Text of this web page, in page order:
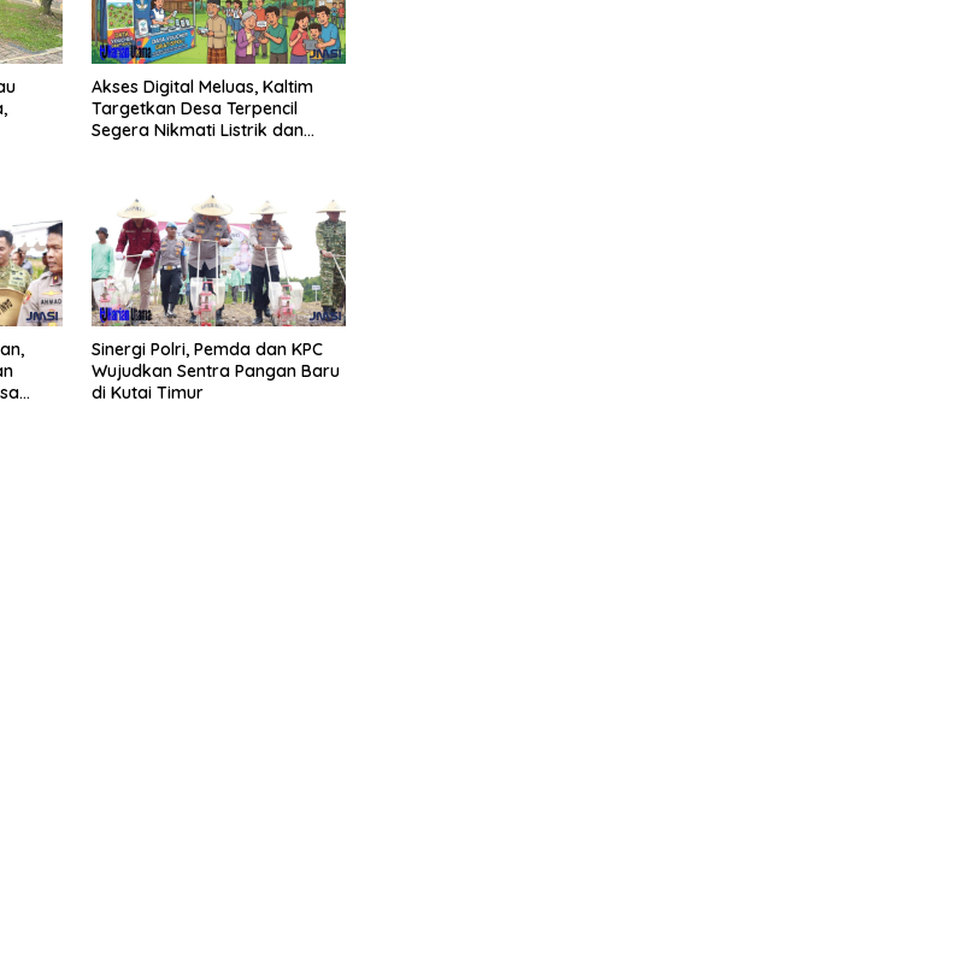
Akses Digital Meluas, Kaltim
Targetkan Desa Terpencil
Segera Nikmati Listrik dan
Sinergi Polri, Pemda dan KPC
Wujudkan Sentra Pangan Baru
di Kutai Timur